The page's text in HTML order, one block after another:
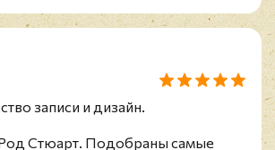
Hour
Of Rock' N' Roll
To Talk About It
записи и дизайн.
Стюарт. Подобраны самые